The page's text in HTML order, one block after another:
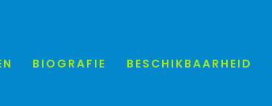
BIOGRAFIE BESCHIKBAARHEID